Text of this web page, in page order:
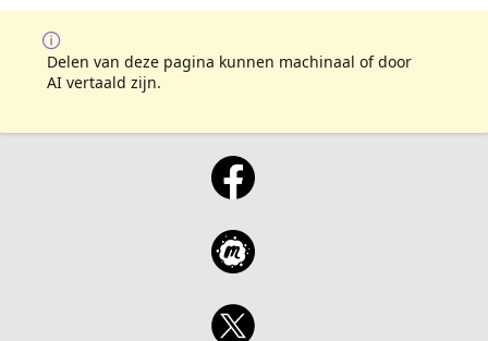
Delen van deze pagina kunnen machinaal of door
AI vertaald zijn.